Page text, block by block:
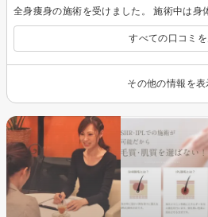
すべての口コミ
その他の情報を表